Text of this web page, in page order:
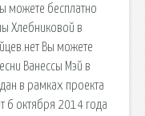
можете бесплатно
Хлебниковой в
Вы можете
Ванессы Мэй в
в рамках проекта
6 октября 2014 года